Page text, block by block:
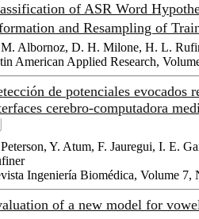
of ASR Word
and Resampling of
Albornoz, D. H. Milone, H. L.
American Applied Research,
de potenciales evocados
cerebro-computadora
Y. Atum, F. Jauregui, I. E.
Ingeniería Biomédica, Volume 7,
of a new model for